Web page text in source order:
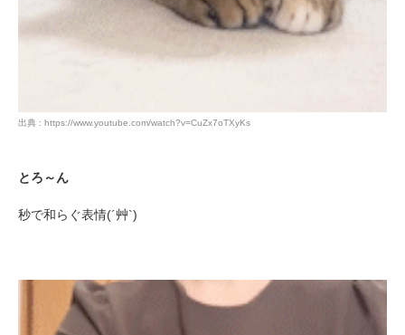
出典 : https://www.youtube.com/watch?v=CuZx7oTXyKs
とろ～ん
秒で和らぐ表情(´艸`)